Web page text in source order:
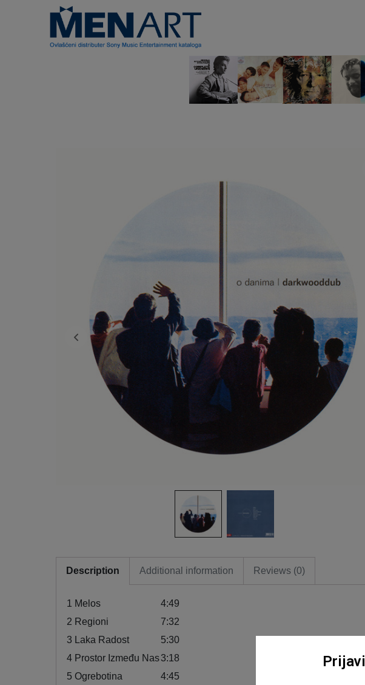
Description Additional information Reviews (0)
1 Melos
4:49
2 Regioni
7:32
3 Laka Radost
5:30
4 Prostor Između Nas3:18
5 Ogrebotina
4:45